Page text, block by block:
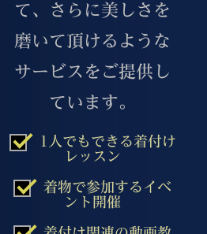
て、さらに美しさを
磨いて頂けるような
サービスをご提供し
ています。
1人でもできる着付け
レッスン
着物で参加するイベ
ント開催